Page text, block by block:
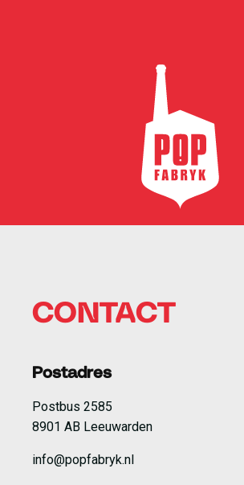
CONTACT
Postadres
Postbus 2585
8901 AB Leeuwarden
info@popfabryk.nl